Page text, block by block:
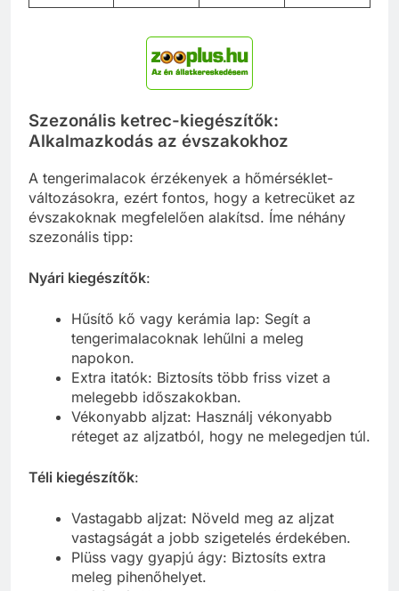
Szezonális ketrec-kiegészítők:
Alkalmazkodás az évszakokhoz
A tengerimalacok érzékenyek a hőmérséklet-
változásokra, ezért fontos, hogy a ketrecüket az
évszakoknak megfelelően alakítsd. Íme néhány
szezonális tipp:
Nyári kiegészítők:
Hűsítő kő vagy kerámia lap: Segít a
tengerimalacoknak lehűlni a meleg
napokon.
Extra itatók: Biztosíts több friss vizet a
melegebb időszakokban.
Vékonyabb aljzat: Használj vékonyabb
réteget az aljzatból, hogy ne melegedjen túl.
Téli kiegészítők:
Vastagabb aljzat: Növeld meg az aljzat
vastagságát a jobb szigetelés érdekében.
Plüss vagy gyapjú ágy: Biztosíts extra
meleg pihenőhelyet.